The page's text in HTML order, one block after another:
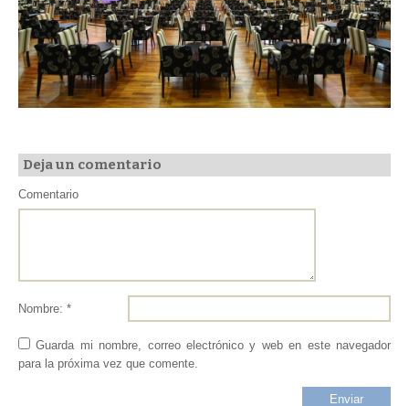
Deja un comentario
Comentario
Nombre: *
Guarda mi nombre, correo electrónico y web en este navegador
para la próxima vez que comente.